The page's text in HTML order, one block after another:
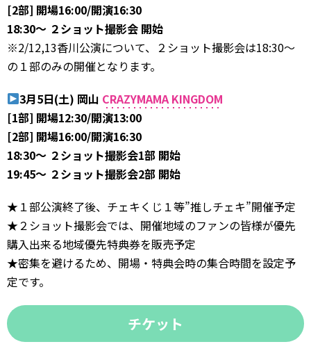
[2部] 開場16:00/開演16:30
18:30～ ２ショット撮影会 開始
※2/12,13香川公演について、２ショット撮影会は18:30～
の１部のみの開催となります。
3月5日(土) 岡山 CRAZYMAMA KINGDOM
[1部] 開場12:30/開演13:00
[2部] 開場16:00/開演16:30
18:30～ ２ショット撮影会1部 開始
19:45～ ２ショット撮影会2部 開始
★１部公演終了後、チェキくじ１等”推しチェキ”開催予定
★２ショット撮影会では、開催地域のファンの皆様が優先
購入出来る地域優先特典券を販売予定
★密集を避けるため、開場・特典会時の集合時間を設定予
定です。
チケット